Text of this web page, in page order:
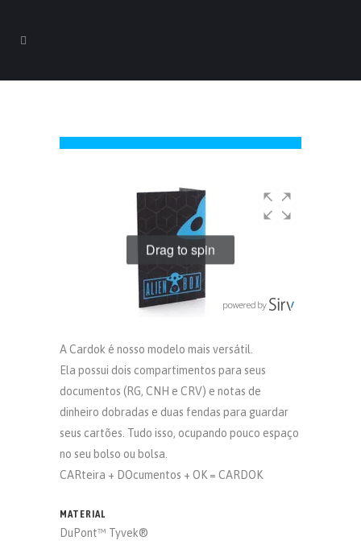
Drag to spin
A Cardok é nosso modelo mais versátil.
Ela possui dois compartimentos para seus
documentos (RG, CNH e CRV) e notas de
dinheiro dobradas e duas fendas para guardar
seus cartões. Tudo isso, ocupando pouco espaço
no seu bolso ou bolsa.
CARteira + DOcumentos + OK = CARDOK
MATERIAL
DuPont™ Tyvek®